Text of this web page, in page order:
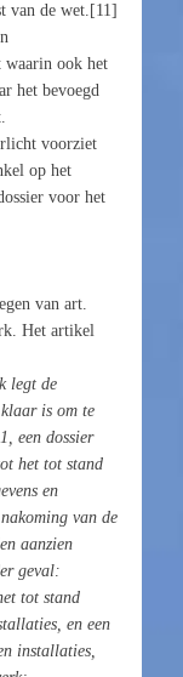
van de wet.[11]
waarin ook het
het bevoegd
voorziet
op het
voor het
van art.
Het artikel
legt de
is om te
een dossier
het tot stand
en
van de
aanzien
geval:
tot stand
en een
installaties,